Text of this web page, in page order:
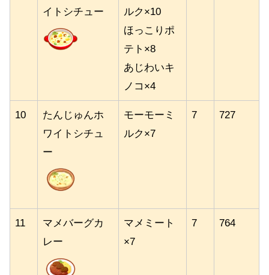
イトシチュー
ルク×10
ほっこりポ
テト×8
あじわいキ
ノコ×4
10
たんじゅんホ
ワイトシチュ
ー
モーモーミ
ルク×7
7 727
11
マメバーグカ
レー
マメミート
×7
7 764